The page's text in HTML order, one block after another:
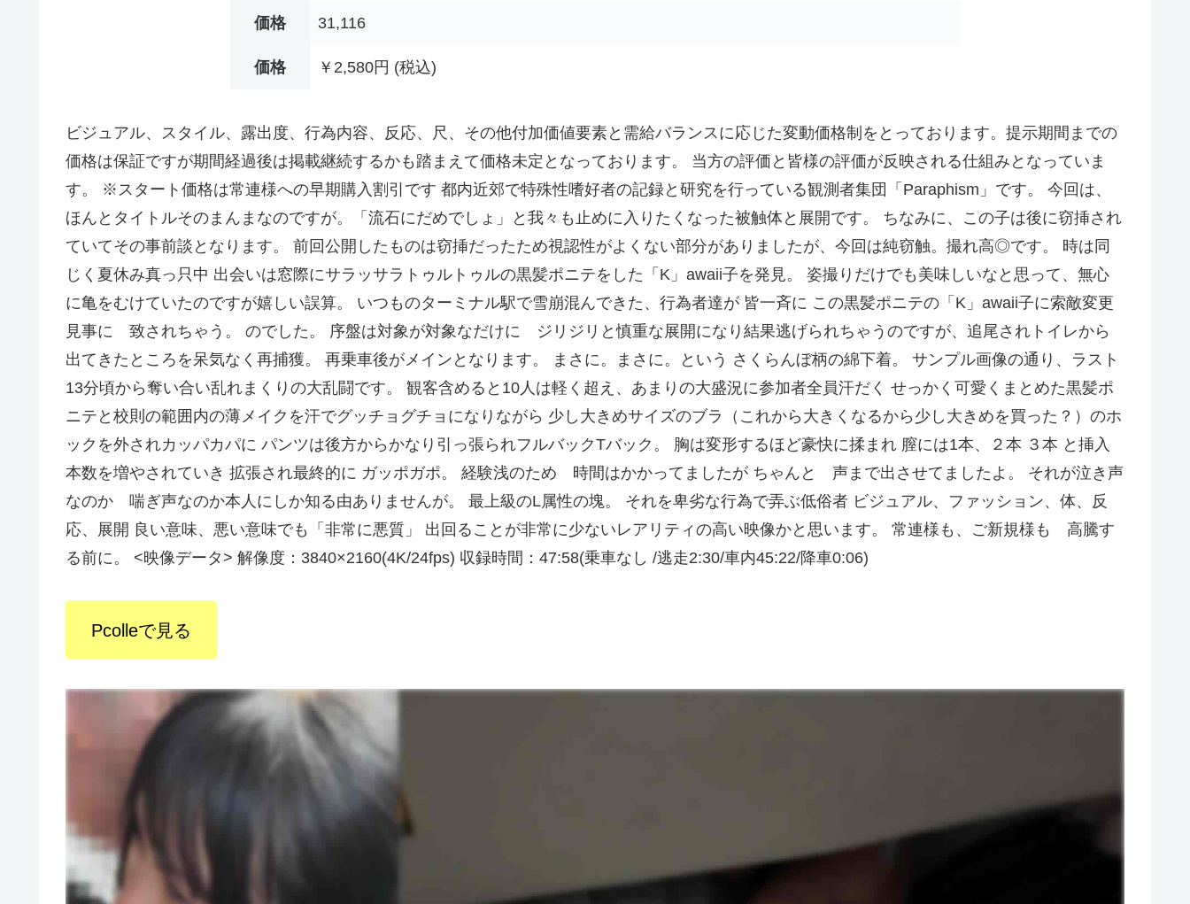
価格 31,116
価格 ￥2,580円 (税込)
ビジュアル、スタイル、露出度、行為内容、反応、尺、その他付加価値要素と需給バランスに応じた変動価格制をとっております。提示期間までの
価格は保証ですが期間経過後は掲載継続するかも踏まえて価格未定となっております。 当方の評価と皆様の評価が反映される仕組みとなっていま
す。 ※スタート価格は常連様への早期購入割引です 都内近郊で特殊性嗜好者の記録と研究を行っている観測者集団「Paraphism」です。 今回は、
ほんとタイトルそのまんまなのですが。「流石にだめでしょ」と我々も止めに入りたくなった被触体と展開です。 ちなみに、この子は後に窃挿され
ていてその事前談となります。 前回公開したものは窃挿だったため視認性がよくない部分がありましたが、今回は純窃触。撮れ高◎です。 時は同
じく夏休み真っ只中 出会いは窓際にサラッサラトゥルトゥルの黒髪ポニテをした「K」awaii子を発見。 姿撮りだけでも美味しいなと思って、無心
に亀をむけていたのですが嬉しい誤算。 いつものターミナル駅で雪崩混んできた、行為者達が 皆一斉に この黒髪ポニテの「K」awaii子に索敵変更
見事に 致されちゃう。 のでした。 序盤は対象が対象なだけに ジリジリと慎重な展開になり結果逃げられちゃうのですが、追尾されトイレから
出てきたところを呆気なく再捕獲。 再乗車後がメインとなります。 まさに。まさに。という さくらんぼ柄の綿下着。 サンプル画像の通り、ラスト
13分頃から奪い合い乱れまくりの大乱闘です。 観客含めると10人は軽く超え、あまりの大盛況に参加者全員汗だく せっかく可愛くまとめた黒髪ポ
ニテと校則の範囲内の薄メイクを汗でグッチョグチョになりながら 少し大きめサイズのブラ（これから大きくなるから少し大きめを買った？）のホ
ックを外されカッパカパに パンツは後方からかなり引っ張られフルバックTバック。 胸は変形するほど豪快に揉まれ 膣には1本、２本 ３本 と挿入
本数を増やされていき 拡張され最終的に ガッポガポ。 経験浅のため 時間はかかってましたが ちゃんと 声まで出させてましたよ。 それが泣き声
なのか 喘ぎ声なのか本人にしか知る由ありませんが。 最上級のL属性の塊。 それを卑劣な行為で弄ぶ低俗者 ビジュアル、ファッション、体、反
応、展開 良い意味、悪い意味でも「非常に悪質」 出回ることが非常に少ないレアリティの高い映像かと思います。 常連様も、ご新規様も 高騰す
る前に。 <映像データ> 解像度：3840×2160(4K/24fps) 収録時間：47:58(乗車なし /逃走2:30/車内45:22/降車0:06)
Pcolleで見る